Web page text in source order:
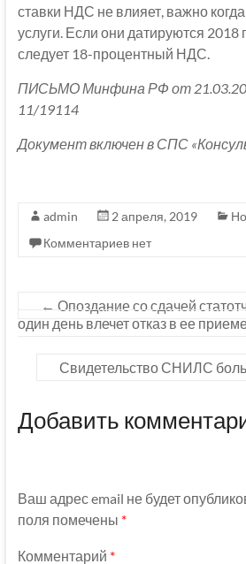
ставки НДС не влияет, важно
услуги. Если они датируются 2018
следует 18-процентный НДС.
ПИСЬМО Минфина РФ от
11/19114
Документ включен в СПС
admin 2 апреля, 2019
Комментариев нет
← Опоздание со сдачей
один день влечет отказ в ее
Свидетельство СНИЛС
Добавить
Ваш адрес email не будет
поля помечены *
Комментарий *